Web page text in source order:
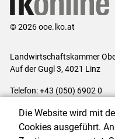
© 2026 ooe.lko.at
Landwirtschaftskammer
Auf der Gugl 3, 4021 Linz
Telefon: +43 (050) 6902 0
Impressum|Kontakt|
Barrierefreiheit
Cookie-
Die Website wird mit
Cookies ausgeführt.